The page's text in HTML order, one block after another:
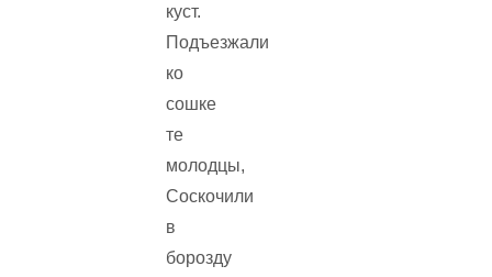
куст.
Подъезжали
ко
сошке
те
молодцы,
Соскочили
в
борозду